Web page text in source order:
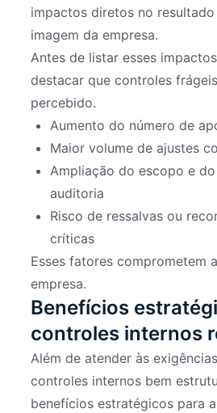
impactos diretos no
imagem da empresa.
Antes de listar esses
destacar que controles
percebido.
Aumento do número de
Maior volume de ajustes
Ampliação do escopo e
auditoria
Risco de ressalvas ou
críticas
Esses fatores comprometem
empresa.
Benefícios
controles internos
Além de atender às
controles internos bem
benefícios estratégicos para